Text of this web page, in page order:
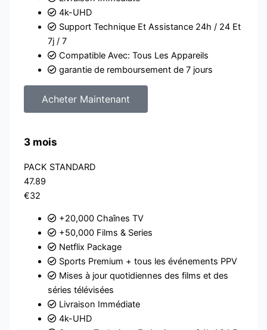
4k-UHD
Support Technique Et Assistance 24h / 24 Et
7j / 7
Compatible Avec: Tous Les Appareils
garantie de remboursement de 7 jours
Acheter Maintenant
3 mois
PACK STANDARD
47.89
€32
+20,000 Chaînes TV
+50,000 Films & Series
Netflix Package
Sports Premium + tous les événements PPV
Mises à jour quotidiennes des films et des
séries télévisées
Livraison Immédiate
4k-UHD